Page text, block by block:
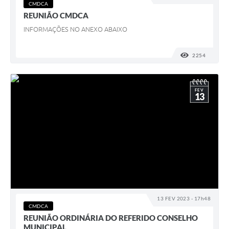
CMDCA
REUNIÃO CMDCA
INFORMAÇÕES NO ANEXO ABAIXO
2254
13 FEV 2023 - 17h48
FEV
13
CMDCA
REUNIÃO ORDINÁRIA DO REFERIDO CONSELHO
MUNICIPAL